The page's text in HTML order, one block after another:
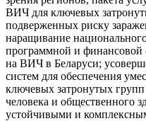
ВИЧ для ключевых
подверженных риску
наращивание
программной и финансовой
на ВИЧ в Беларуси;
систем для обеспечения
ключевых затронутых
человека и общественного
устойчивыми и